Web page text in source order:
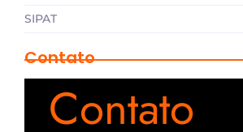
SIPAT
Contato
Contato